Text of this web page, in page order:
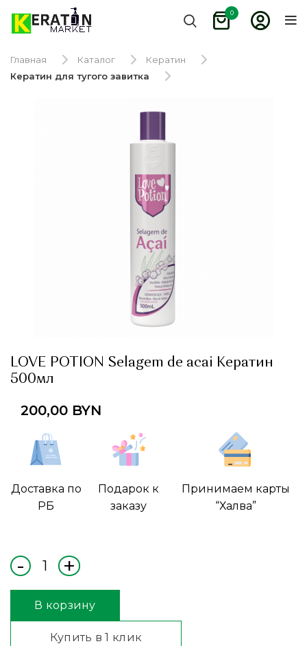
0
Главная Каталог
Кератин
Кератин для тугого завитка
LOVE POTION Selagem de acai Кератин
500мл
200,00 BYN
Доставка по
РБ
Подарок к
заказу
Принимаем карты
“Халва”
В корзину
Купить в 1 клик